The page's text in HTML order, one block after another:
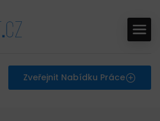
Zveřejnit Nabídku Práce